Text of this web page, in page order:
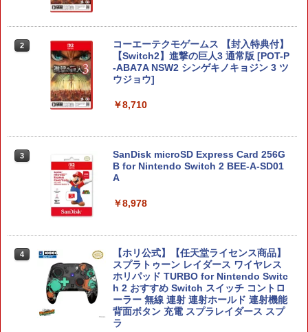
2
コーエーテクモゲームス 【封入特典付】
【Switch2】進撃の巨人3 通常版 [POT-P
-ABA7A NSW2 シンゲキノキョジン 3 ツ
ウジョウ]
￥8,710
3
SanDisk microSD Express Card 256G
B for Nintendo Switch 2 BEE-A-SD01
A
￥8,978
4
【ホリ公式】【任天堂ライセンス商品】
スプラトゥーン レイダース ワイヤレス
ホリパッド TURBO for Nintendo Switc
h 2 おすすめ Switch スイッチ コントロ
ーラー 無線 連射 連射ホールド 連射機能
背面ボタン 充電 スプラレイダース スプ
ラ